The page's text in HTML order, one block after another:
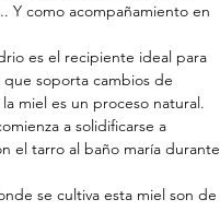
Y como acompañamiento en
es el recipiente ideal para
soporta cambios de
miel es un proceso natural.
a solidificarse a
el tarro al baño maría durante
se cultiva esta miel son de